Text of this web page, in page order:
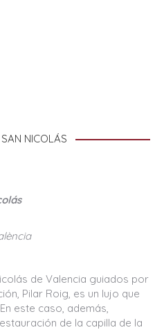
NICOLÁS
de Valencia guiados por
Pilar Roig, es un lujo que
este caso, además,
de la capilla de la